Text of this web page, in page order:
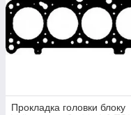
Прокладка головки блоку